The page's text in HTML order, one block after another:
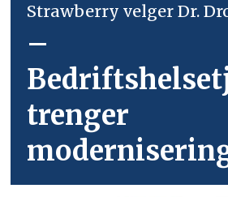
Strawberry velger Dr.
–
trenger